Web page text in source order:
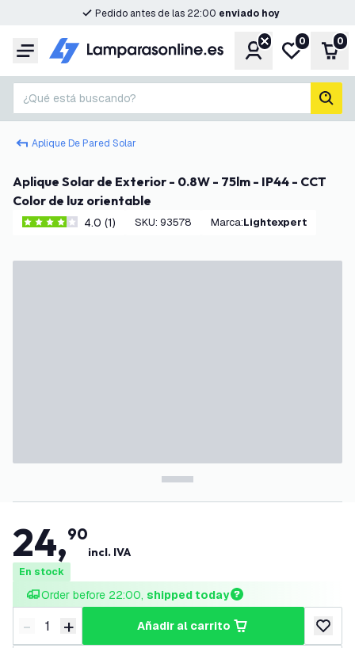
Pedido antes de las 22:00 enviado hoy
Menú CuentaMi lista de
0 0
¿Qué está buscando?
Aplique De Pared Solar
Aplique Solar de Exterior - 0.8W - 75lm - IP44 - CCT
Color de luz orientable
4 estrellas de puntuación
4.0 (1) SKU: 93578 Marca: Lightexpert
24,90
incl. IVA
En stock
Order before 22:00, shipped today
Disminuir cantidad
- Aumentar cantidad
+ añadir al carrito
añadir